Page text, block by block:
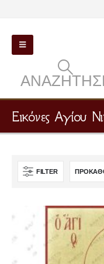
Εικόνες Αγίου
FILTER